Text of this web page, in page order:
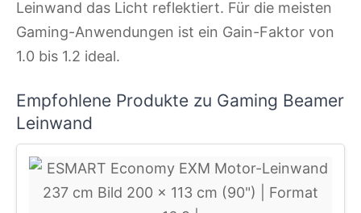
Leinwand das Licht reflektiert. Für die meisten
Gaming-Anwendungen ist ein Gain-Faktor von
1.0 bis 1.2 ideal.
Empfohlene Produkte zu Gaming Beamer
Leinwand